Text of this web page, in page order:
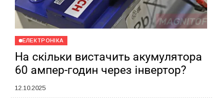
ЕЛЕКТРОНІКА
На скільки вистачить акумулятора
60 ампер-годин через інвертор?
12.10.2025